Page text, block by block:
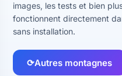
images, les tests et bien
fonctionnent directement
sans installation.
⟳Autres montagnes